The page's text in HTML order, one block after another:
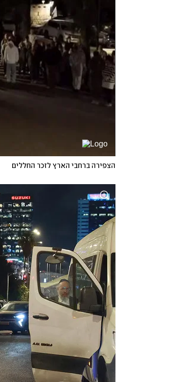
הצפירה ברחבי הארץ לזכר החללים